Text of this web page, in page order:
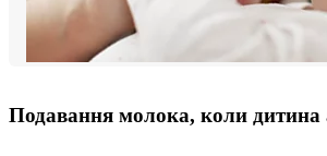
Подавання молока, коли дитина